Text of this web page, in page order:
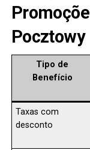
Pocztowy
Tipo de
Benefício
Taxas com
desconto